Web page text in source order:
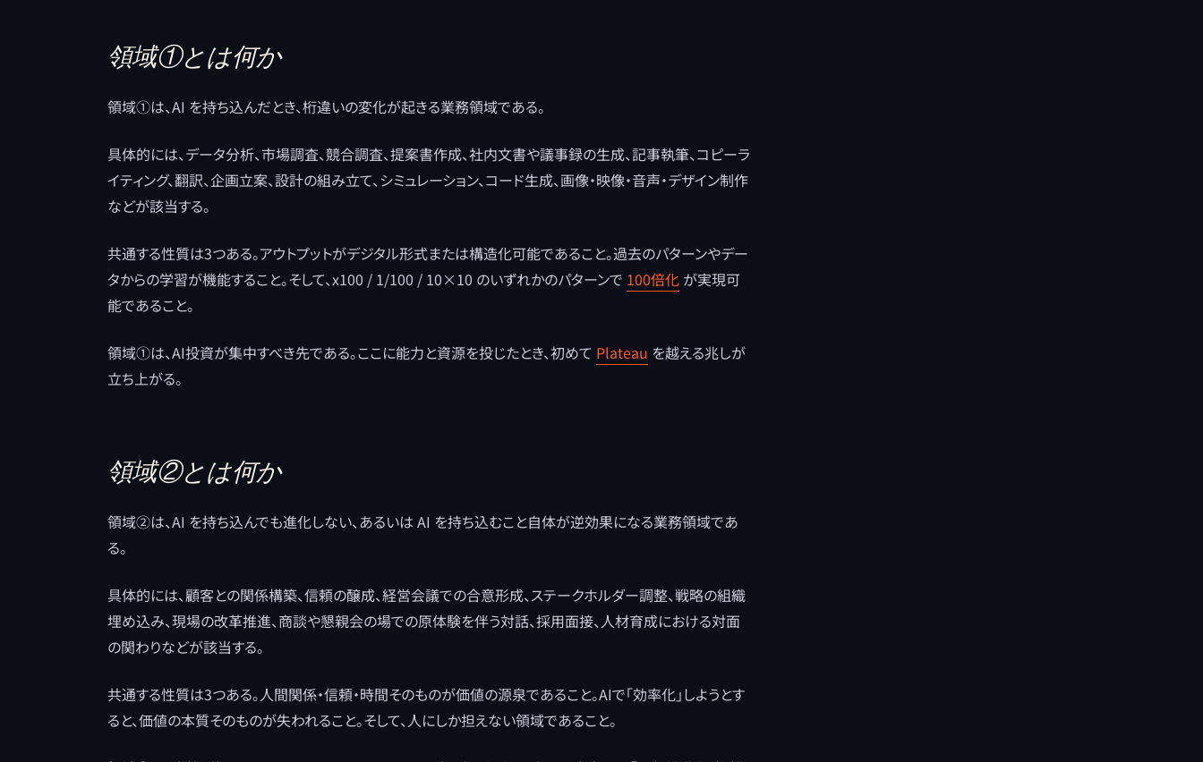
領域①とは何か
領域①は、AI を持ち込んだとき、桁違いの変化が起きる業務領域である。
具体的には、データ分析、市場調査、競合調査、提案書作成、社内文書や議事録の生成、記事執筆、コピーラ
イティング、翻訳、企画立案、設計の組み立て、シミュレーション、コード生成、画像・映像・音声・デザイン制作
などが該当する。
共通する性質は3つある。アウトプットがデジタル形式または構造化可能であること。過去のパターンやデー
タからの学習が機能すること。そして、x100 / 1/100 / 10×10 のいずれかのパターンで 100倍化 が実現可
能であること。
領域①は、AI投資が集中すべき先である。ここに能力と資源を投じたとき、初めて Plateau を越える兆しが
立ち上がる。
領域②とは何か
領域②は、AI を持ち込んでも進化しない、あるいは AI を持ち込むこと自体が逆効果になる業務領域であ
る。
具体的には、顧客との関係構築、信頼の醸成、経営会議での合意形成、ステークホルダー調整、戦略の組織
埋め込み、現場の改革推進、商談や懇親会の場での原体験を伴う対話、採用面接、人材育成における対面
の関わりなどが該当する。
共通する性質は3つある。人間関係・信頼・時間そのものが価値の源泉であること。AIで「効率化」しようとす
ると、価値の本質そのものが失われること。そして、人にしか担えない領域であること。